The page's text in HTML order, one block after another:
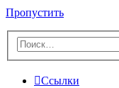
Пропустить
Ссылки